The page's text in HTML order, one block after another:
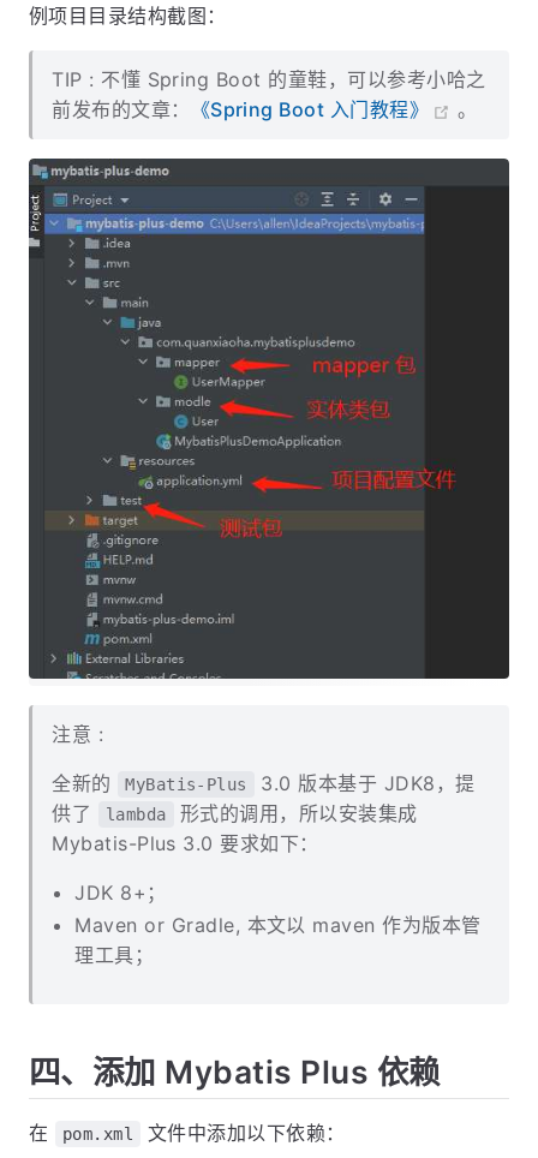
例项目目录结构截图：
TIP : 不懂 Spring Boot 的童鞋，可以参考小哈之
前发布的文章：
《Spring Boot 入门教程》 。
注意 :
全新的 MyBatis-Plus
3.0 版本基于 JDK8，提
供了
lambda
形式的调用，所以安装集成
Mybatis-Plus 3.0 要求如下：
JDK 8+；
Maven or Gradle, 本文以 maven 作为版本管
理工具；
四、添加 Mybatis Plus 依赖
在 pom.xml 文件中添加以下依赖：